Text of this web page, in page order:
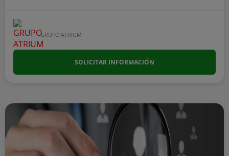
GRUPO ATRIUM
SOLICITAR INFORMACIÓN